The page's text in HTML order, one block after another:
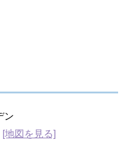
ン
[地図を見る]